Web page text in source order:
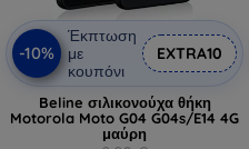
-10%
Έκπτωση
με
κουπόνι
EXTRA10
Beline σιλικονούχα θήκη
Motorola Moto G04 G04s/E14 4G
μαύρη